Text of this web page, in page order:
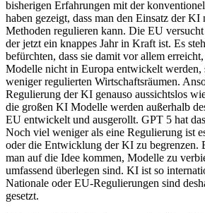
bisherigen Erfahrungen mit der
haben gezeigt, dass man den Einsatz der KI
Methoden regulieren kann. Die EU
der jetzt ein knappes Jahr in Kraft ist. Es
befürchten, dass sie damit vor allem
Modelle nicht in Europa entwickelt werden,
weniger regulierten Wirtschaftsräumen.
Regulierung der KI genauso aussichtslos
die großen KI Modelle werden außerhalb
EU entwickelt und ausgerollt. GPT 5 hat
Noch viel weniger als eine Regulierung ist
oder die Entwicklung der KI zu begrenzen.
man auf die Idee kommen, Modelle zu
umfassend überlegen sind. KI ist so
Nationale oder EU-Regulierungen sind
gesetzt.